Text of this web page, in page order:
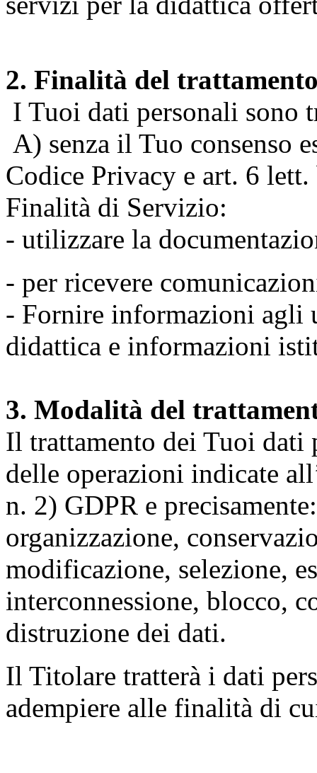
2. Finalità del
I Tuoi dati personali sono
A) senza il Tuo consenso
Codice Privacy e art. 6
Finalità di Servizio:
- utilizzare la
- per ricevere
- Fornire informazioni agli
didattica e informazioni
3. Modalità del
Il trattamento dei Tuoi dati
delle operazioni indicate
n. 2) GDPR e
organizzazione,
modificazione, selezione,
interconnessione, blocco,
distruzione dei dati.
Il Titolare tratterà i dati
adempiere alle finalità di